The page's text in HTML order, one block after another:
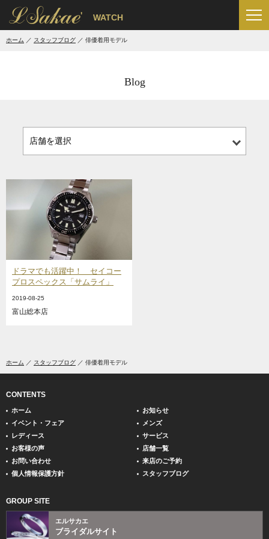
' WATCH
ホーム スタッフブログ 俳優着用モデル
Blog
ドラマでも活躍中！ セイコー
プロスペックス「サムライ」
2019-08-25
富山総本店
ホーム スタッフブログ 俳優着用モデル
CONTENTS
ホーム
お知らせ
イベント・フェア
メンズ
レディース
サービス
お客様の声
店舗一覧
お問い合わせ
来店のご予約
個人情報保護方針
スタッフブログ
GROUP SITE
エルサカエ
ブライダルサイト